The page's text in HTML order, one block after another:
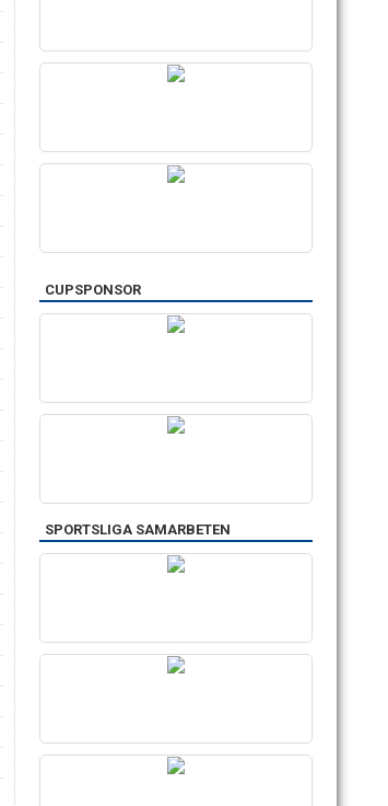
CUPSPONSOR
SPORTSLIGA SAMARBETEN